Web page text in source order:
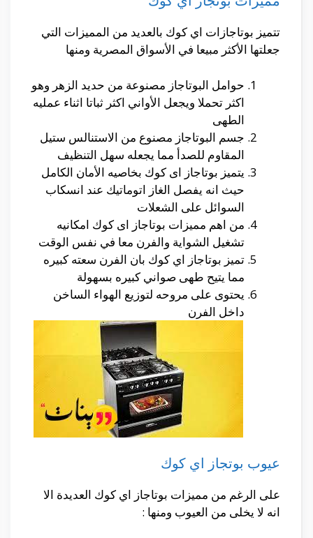
تتميز بوتاجازات اي كوك بالعديد من المميزات التي
جعلتها الأكثر مبيعا في الأسواق المصرية ومنها
حوامل البوتاجاز مصنوعة من حديد الزهر وهو
اكثر تحملا ويجعل الأواني اكثر ثباتا اثناء عمليه
الطهى
جسم البوتاجاز مصنوع من الاستنالس ستيل
المقاوم للصدأ مما يجعله سهل التنظيف
يتميز بوتاجاز اى كوك بخاصيه الأمان الكامل
حيث انه يفصل الغاز اتوماتيك عند انسكاب
السوائل على الشعلات
من اهم مميزات بوتاجاز اى كوك امكانيه
تشغيل الشواية والفرن معا في نفس الوقت
تميز بوتاجاز اي كوك بان الفرن سعته كبيره
مما يتيح طهى صواني كبيره بسهولة
يحتوى على مروحه لتوزيع الهواء الساخن
داخل الفرن
عيوب بوتجاز اي كوك
على الرغم من مميزات بوتاجاز اي كوك العديدة الا
انه لا يخلى من العيوب ومنها :